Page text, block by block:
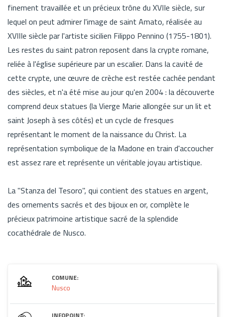
finement travaillée et un précieux trône du XVIIe siècle, sur
lequel on peut admirer l'image de saint Amato, réalisée au
XVIIIe siècle par l'artiste sicilien Filippo Pennino (1755-1801).
Les restes du saint patron reposent dans la crypte romane,
reliée à l'église supérieure par un escalier. Dans la cavité de
cette crypte, une œuvre de crèche est restée cachée pendant
des siècles, et n'a été mise au jour qu'en 2004 : la découverte
comprend deux statues (la Vierge Marie allongée sur un lit et
saint Joseph à ses côtés) et un cycle de fresques
représentant le moment de la naissance du Christ. La
représentation symbolique de la Madone en train d'accoucher
est assez rare et représente un véritable joyau artistique.
La "Stanza del Tesoro", qui contient des statues en argent,
des ornements sacrés et des bijoux en or, complète le
précieux patrimoine artistique sacré de la splendide
cocathédrale de Nusco.
COMUNE:
Nusco